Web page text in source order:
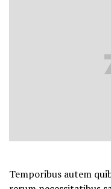
Temporibus autem